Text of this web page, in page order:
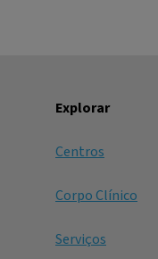
Explorar
Centros
Corpo Clínico
Serviços